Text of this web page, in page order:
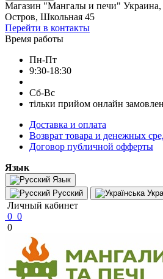
Магазин "Мангалы и печи" Украина,
Остров, Школьная 45
Перейти в контакты
Время работы
Пн-Пт
9:30-18:30
Сб-Вс
тільки прийом онлайн
Доставка и оплата
Возврат товара и денежных
Договор публичной офферты
Язык
Язык
Русский
Личный кабинет
0 0
0